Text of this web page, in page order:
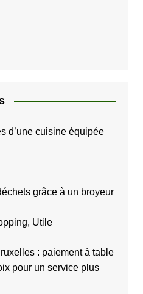
d’une cuisine équipée
grâce à un broyeur
Utile
: paiement à table
pour un service plus